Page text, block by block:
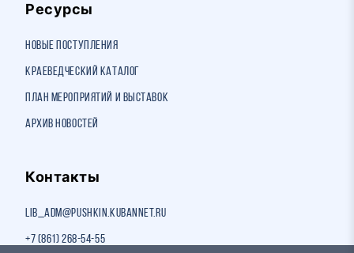
Ресурсы
Новые поступления
Краеведческий каталог
План мероприятий и выставок
Архив новостей
Контакты
lib_adm@pushkin.kubannet.ru
+7 (861) 268-54-55